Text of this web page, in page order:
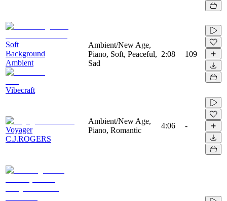
Soft
Background
Ambient
Vibecraft
Ambient/New Age,
Piano, Soft, Peaceful,
Sad
2:08 109
Voyager
C.J.ROGERS
Ambient/New Age,
Piano, Romantic
4:06 -